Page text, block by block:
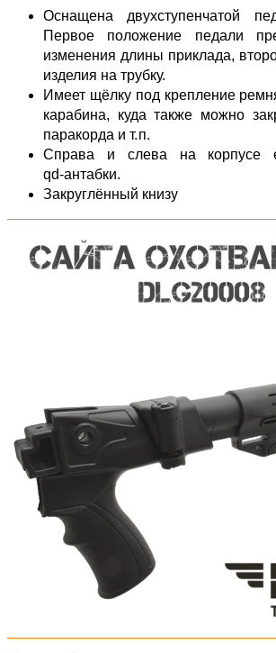
Оснащена двухступенчатой
Первое положение педали
изменения длины приклада,
изделия на трубку.
Имеет щёлку под крепление
карабина, куда также можно
паракорда и т. п.
Справа и слева на корпусе
qd‑антабки.
Закруглённый книзу